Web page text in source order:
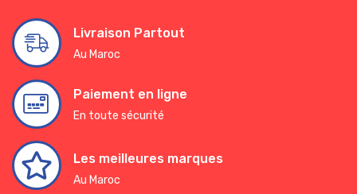
Livraison Partout
Au Maroc
Paiement en ligne
En toute sécurité
Les meilleures marques
Au Maroc